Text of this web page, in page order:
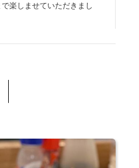
楽しませていただきまし